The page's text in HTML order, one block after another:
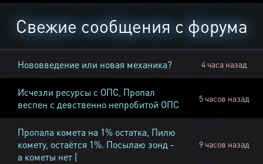
Свежие сообщения с форума
Нововведение или новая механика? 4 часа назад
Исчезли ресурсы с ОПС, Пропал
веспен с девственно непробитой ОПС
5 часов назад
Пропала комета на 1% остатка, Пилю
комету, остаётся 1%. Посылаю зонд -
а кометы нет (
9 часов назад